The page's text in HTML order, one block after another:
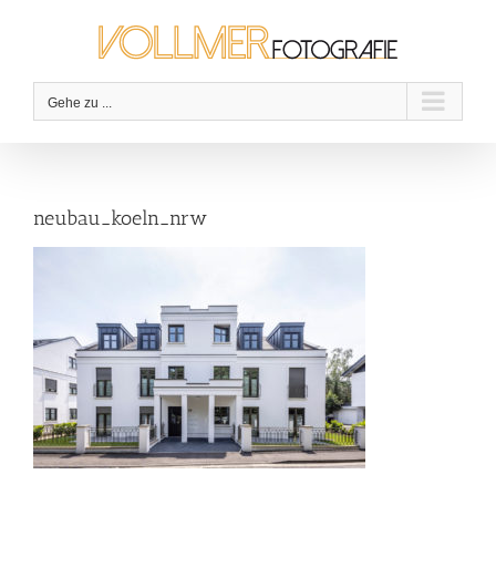
Gehe zu ...
neubau_koeln_nrw